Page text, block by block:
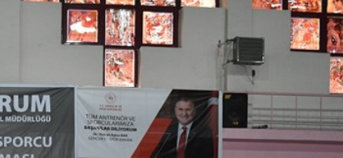
Bilgi Sistemi Kredi/Yurt İşlemleri